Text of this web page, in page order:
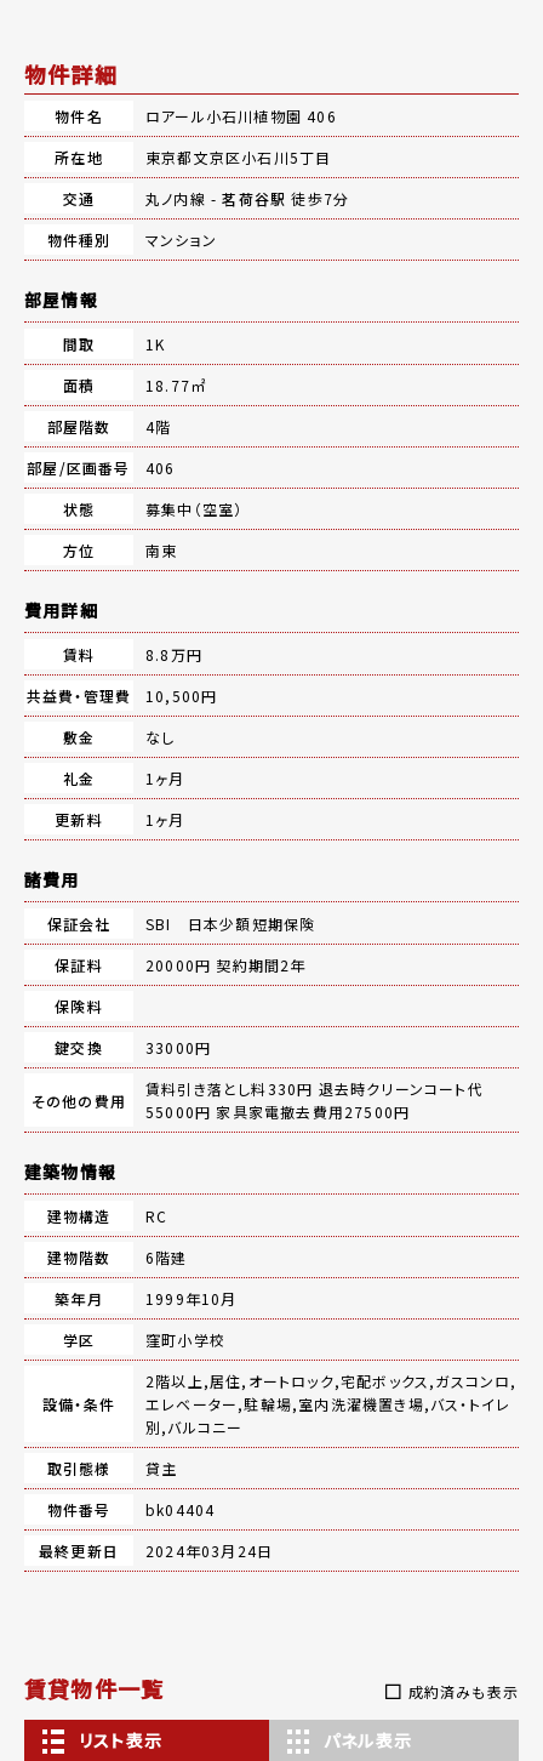
物件詳細
物件名
ロアール小石川植物園 406
所在地
東京都文京区小石川5丁目
交通
丸ノ内線 -茗荷谷駅 徒歩7分
物件種別
マンション
部屋情報
間取
1K
面積
18.77㎡
部屋階数
4階
部屋/区画番号
406
状態
募集中（空室）
方位
南東
費用詳細
賃料
8.8万円
共益費・管理費
10,500円
敷金
なし
礼金
1ヶ月
更新料
1ヶ月
諸費用
保証会社
SBI 日本少額短期保険
保証料
20000円 契約期間2年
保険料
鍵交換
33000円
その他の費用
賃料引き落とし料330円 退去時クリーンコート代
55000円 家具家電撤去費用27500円
建築物情報
建物構造
RC
建物階数
6階建
築年月
1999年10月
学区
窪町小学校
設備・条件
2階以上,居住,オートロック,宅配ボックス,ガスコンロ,
エレベーター,駐輪場,室内洗濯機置き場,バス・トイレ
別,バルコニー
取引態様
貸主
物件番号
bk04404
最終更新日
2024年03月24日
賃貸物件一覧 成約済みも表示
リスト表示 パネル表示